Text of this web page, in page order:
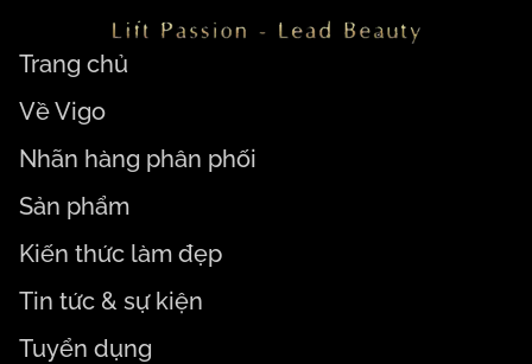
Trang chủ
Về Vigo
Nhãn hàng phân phối
Sản phẩm
Kiến thức làm đẹp
Tin tức & sự kiện
Tuyển dụng